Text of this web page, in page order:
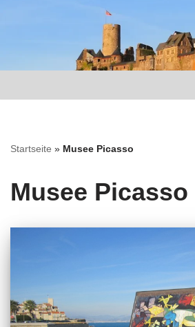
springen
Startseite » Musee Picasso
Musee Picasso